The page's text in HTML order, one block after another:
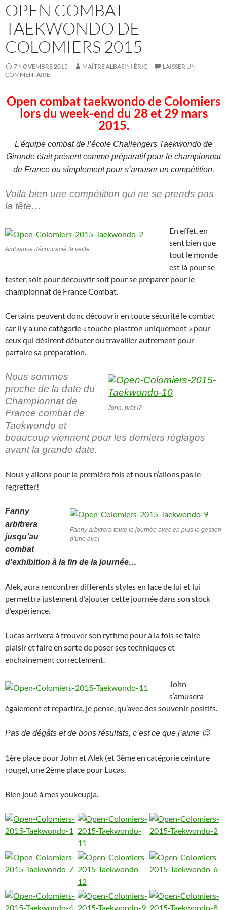
OPEN COMBAT
TAEKWONDO DE
COLOMIERS 2015
7 NOVEMBRE 2015 MAÎTRE ALBASINI ÉRIC
LAISSER UN
COMMENTAIRE
Open combat taekwondo de Colomiers
lors du week-end du 28 et 29 mars
2015.
L’équipe combat de l’école Challengers Taekwondo de
Gironde était présent comme préparatif pour le championnat
de France ou simplement pour s’amuser un compétition.
Voilà bien une compétition qui ne se prends pas
la tête…
Ambiance décontracté la veille
En effet, en
sent bien que
tout le monde
est là pour se
tester, soit pour découvrir soit pour se préparer pour le
championnat de France Combat.
Certains peuvent donc découvrir en toute sécurité le combat
car il y a une catégorie « touche plastron uniquement » pour
ceux qui désirent débuter ou travailler autrement pour
parfaire sa préparation.
John, prêt !?
Nous sommes
proche de la date du
Championnat de
France combat de
Taekwondo et
beaucoup viennent pour les derniers réglages
avant la grande date.
Nous y allons pour la première fois et nous n’allons pas le
regretter!
Fanny arbitrera toute la journée avec en plus la gestion
d’une aire!
Fanny
arbitrera
jusqu’au
combat
d’exhibition à la fin de la journée…
Alek, aura rencontrer différents styles en face de lui et lui
permettra justement d’ajouter cette journée dans son stock
d’expérience.
Lucas arrivera à trouver son rythme pour à la fois se faire
plaisir et faire en sorte de poser ses techniques et
enchainement correctement.
John
s’amusera
également et repartira, je pense, qu’avec des souvenir positifs.
Pas de dégâts et de bons résultats, c’est ce que j’aime 😉
1ère place pour John et Alek (et 3ème en catégorie ceinture
rouge), une 2ème place pour Lucas.
Bien joué à mes youkeupja.